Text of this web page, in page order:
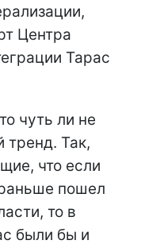
Центра
Тарас
чуть ли не
тренд. Так,
что если
пошел
то в
были бы и